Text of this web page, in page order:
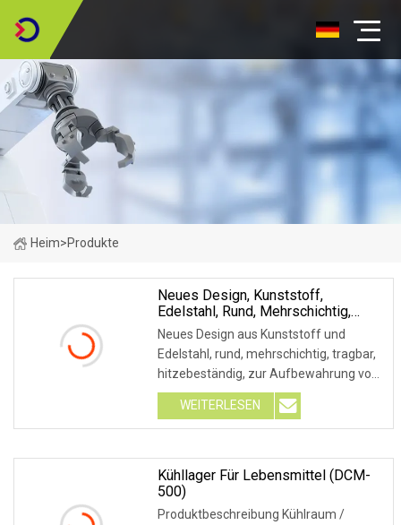
Heim>Produkte
Neues Design, Kunststoff,
Edelstahl, Rund, Mehrschichtig,
Tragbar, Hitzebeständig, Lunchbox,
Aufbewahrung Von Lebensmitteln
Im Freien
Neues Design aus Kunststoff und
Edelstahl, rund, mehrschichtig, tragbar,
hitzebeständig, zur Aufbewahrung von
Lebensmitteln im Freien.
Produktbeschreibung: Das Produkt
besteht aus umweltfreundlichen, von
Materialien
WEITERLESEN
Kühllager Für Lebensmittel (DCM-
500)
Produktbeschreibung Kühlraum /